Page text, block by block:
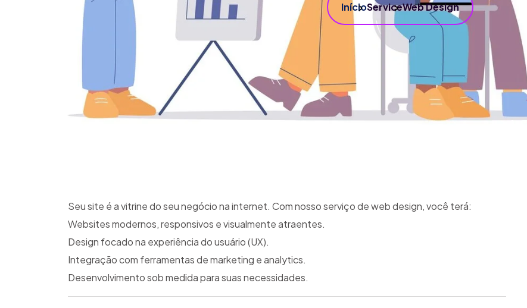
InícioServiceWeb Design
Seu site é a vitrine do seu negócio na internet. Com nosso serviço de web design, você terá:
Websites modernos, responsivos e visualmente atraentes.
Design focado na experiência do usuário (UX).
Integração com ferramentas de marketing e analytics.
Desenvolvimento sob medida para suas necessidades.